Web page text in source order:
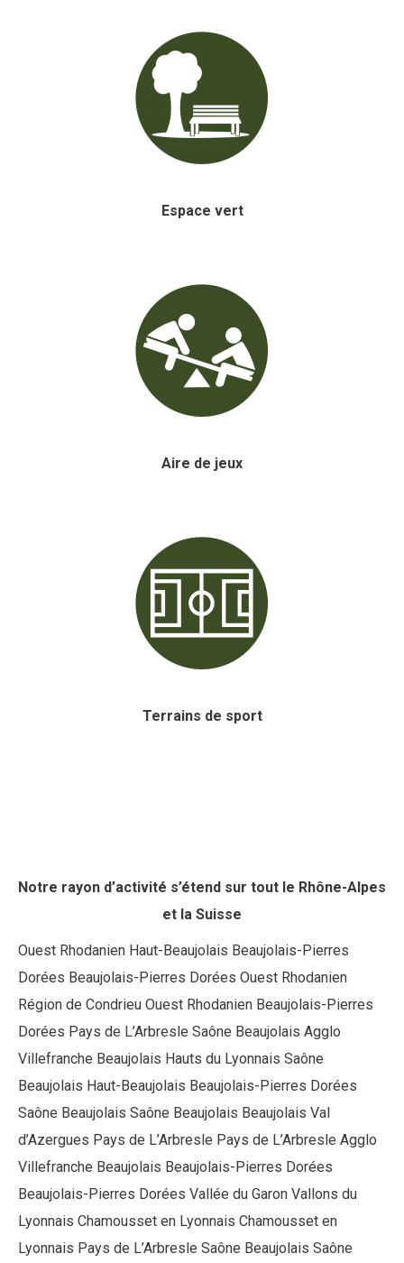
Espace vert
Aire de jeux
Terrains de sport
Notre rayon d’activité s’étend sur tout le Rhône-Alpes
et la Suisse
Ouest Rhodanien Haut-Beaujolais Beaujolais-Pierres
Dorées Beaujolais-Pierres Dorées Ouest Rhodanien
Région de Condrieu Ouest Rhodanien Beaujolais-Pierres
Dorées Pays de L’Arbresle Saône Beaujolais Agglo
Villefranche Beaujolais Hauts du Lyonnais Saône
Beaujolais Haut-Beaujolais Beaujolais-Pierres Dorées
Saône Beaujolais Saône Beaujolais Beaujolais Val
d’Azergues Pays de L’Arbresle Pays de L’Arbresle Agglo
Villefranche Beaujolais Beaujolais-Pierres Dorées
Beaujolais-Pierres Dorées Vallée du Garon Vallons du
Lyonnais Chamousset en Lyonnais Chamousset en
Lyonnais Pays de L’Arbresle Saône Beaujolais Saône